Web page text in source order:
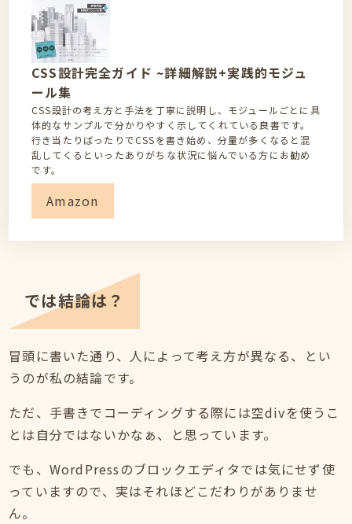
CSS設計完全ガイド ~詳細解説+実践的モジュ
ール集
CSS設計の考え方と手法を丁寧に説明し、モジュールごとに具
体的なサンプルで分かりやすく示してくれている良書です。
行き当たりばったりでCSSを書き始め、分量が多くなると混
乱してくるといったありがちな状況に悩んでいる方にお勧め
です。
Amazon
では結論は？
冒頭に書いた通り、人によって考え方が異なる、とい
うのが私の結論です。
ただ、手書きでコーディングする際には空divを使うこ
とは自分ではないかなぁ、と思っています。
でも、WordPressのブロックエディタでは気にせず使
っていますので、実はそれほどこだわりがありませ
ん。